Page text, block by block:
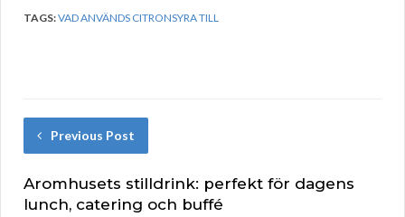
TAGS:VAD ANVÄNDS CITRONSYRA TILL
Previous Post
Aromhusets stilldrink: perfekt för dagens
lunch, catering och buffé